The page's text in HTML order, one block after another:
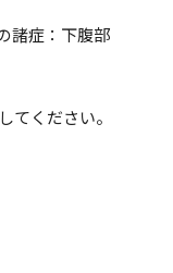
諸症：下腹部
てください。